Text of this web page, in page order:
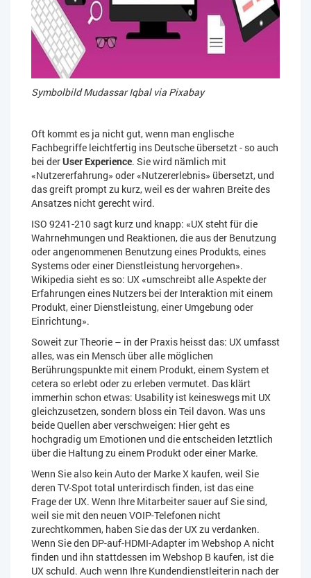
Symbolbild Mudassar Iqbal via Pixabay
Oft kommt es ja nicht gut, wenn man englische
Fachbegriffe leichtfertig ins Deutsche übersetzt - so auch
bei derUser Experience. Sie wird nämlich mit
«Nutzererfahrung» oder «Nutzererlebnis» übersetzt, und
das greift prompt zu kurz, weil es der wahren Breite des
Ansatzes nicht gerecht wird.
ISO 9241-210 sagt kurz und knapp: «UX steht für die
Wahrnehmungen und Reaktionen, die aus der Benutzung
oder angenommenen Benutzung eines Produkts, eines
Systems oder einer Dienstleistung hervorgehen».
Wikipedia sieht es so: UX «umschreibt alle Aspekte der
Erfahrungen eines Nutzers bei der Interaktion mit einem
Produkt, einer Dienstleistung, einer Umgebung oder
Einrichtung».
Soweit zur Theorie – in der Praxis heisst das: UX umfasst
alles, was ein Mensch über alle möglichen
Berührungspunkte mit einem Produkt, einem System et
cetera so erlebt oder zu erleben vermutet. Das klärt
immerhin schon etwas: Usability ist keineswegs mit UX
gleichzusetzen, sondern bloss ein Teil davon. Was uns
beide Quellen aber verschweigen: Hier geht es
hochgradig um Emotionen und die entscheiden letztlich
über die Haltung zu einem Produkt oder einer Marke.
Wenn Sie also kein Auto der Marke X kaufen, weil Sie
deren TV-Spot total unterirdisch finden, ist das eine
Frage der UX. Wenn Ihre Mitarbeiter sauer auf Sie sind,
weil sie mit den neuen VOIP-Telefonen nicht
zurechtkommen, haben Sie das der UX zu verdanken.
Wenn Sie den DP-auf-HDMI-Adapter im Webshop A nicht
finden und ihn stattdessen im Webshop B kaufen, ist die
UX schuld. Auch wenn Ihre Kundendienstleiterin nach der